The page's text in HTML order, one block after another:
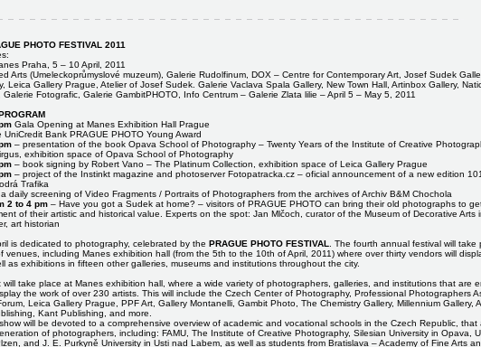
PHOTO FESTIVAL 2011
Praha, 5 – 10 April, 2011
Arts (Umeleckoprůmyslové muzeum), Galerie Rudolfinum, DOX – Centre for Contemporary Art, Josef Sudek
Leica Gallery Prague, Atelier of Josef Sudek. Galerie Vaclava Spala Gallery, New Town Hall, Artinbox Gallery,
Galerie Fotografic, Galerie GambitPHOTO, Info Centrum – Galerie Zlata lilie – April 5 – May 5, 2011
Gala Opening at Manes Exhibition Hall Prague
Bank PRAGUE PHOTO Young Award
– presentation of the book Opava School of Photography – Twenty Years of the Institute of Creative
exhibition space of Opava School of Photography
– book signing by Robert Vano – The Platinum Collection, exhibition space of Leica Gallery Prague
– project of the Instinkt magazine and photoserver Fotopatracka.cz – oficial announcement of a new edition
Trafika
a daily screening of Video Fragments / Portraits of Photographers from the archives of Archiv B&M Chochola
2 to 4 pm– Have you got a Sudek at home? – visitors of PRAGUE PHOTO can bring their old photographs to
of their artistic and historical value. Experts on the spot: Jan Mlčoch, curator of the Museum of Decorative Arts
art historian
is dedicated to photography, celebrated by the PRAGUE PHOTO FESTIVAL . The fourth annual festival will take
venues, including Manes exhibition hall (from the 5th to the 10th of April, 2011) where over thirty vendors will
as exhibitions in fifteen other galleries, museums and institutions throughout the city.
take place at Manes exhibition hall, where a wide variety of photographers, galleries, and institutions that are
the work of over 230 artists. This will include the Czech Center of Photography, Professional Photographers
Leica Gallery Prague, PPF Art, Gallery Montanelli, Gambit Photo, The Chemistry Gallery, Millennium Gallery,
Kant Publishing, and more.
will be devoted to a comprehensive overview of academic and vocational schools in the Czech Republic, that
of photographers, including: FAMU, The Institute of Creative Photography, Silesian University in Opava,
and J. E. Purkyně University in Usti nad Labem, as well as students from Bratislava – Academy of Fine Arts